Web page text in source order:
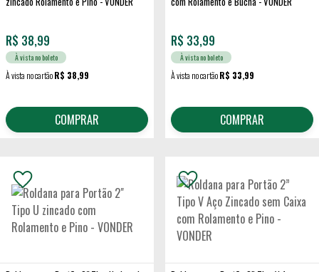
R$ 38,99
À vista no boleto
À vista no cartãoR$ 38,99
COMPRAR
R$ 33,99
À vista no boleto
À vista no cartãoR$ 33,99
COMPRAR